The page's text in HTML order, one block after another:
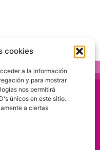
cookies
a la información
y para mostrar
nos permitirá
únicos en este sitio.
a ciertas